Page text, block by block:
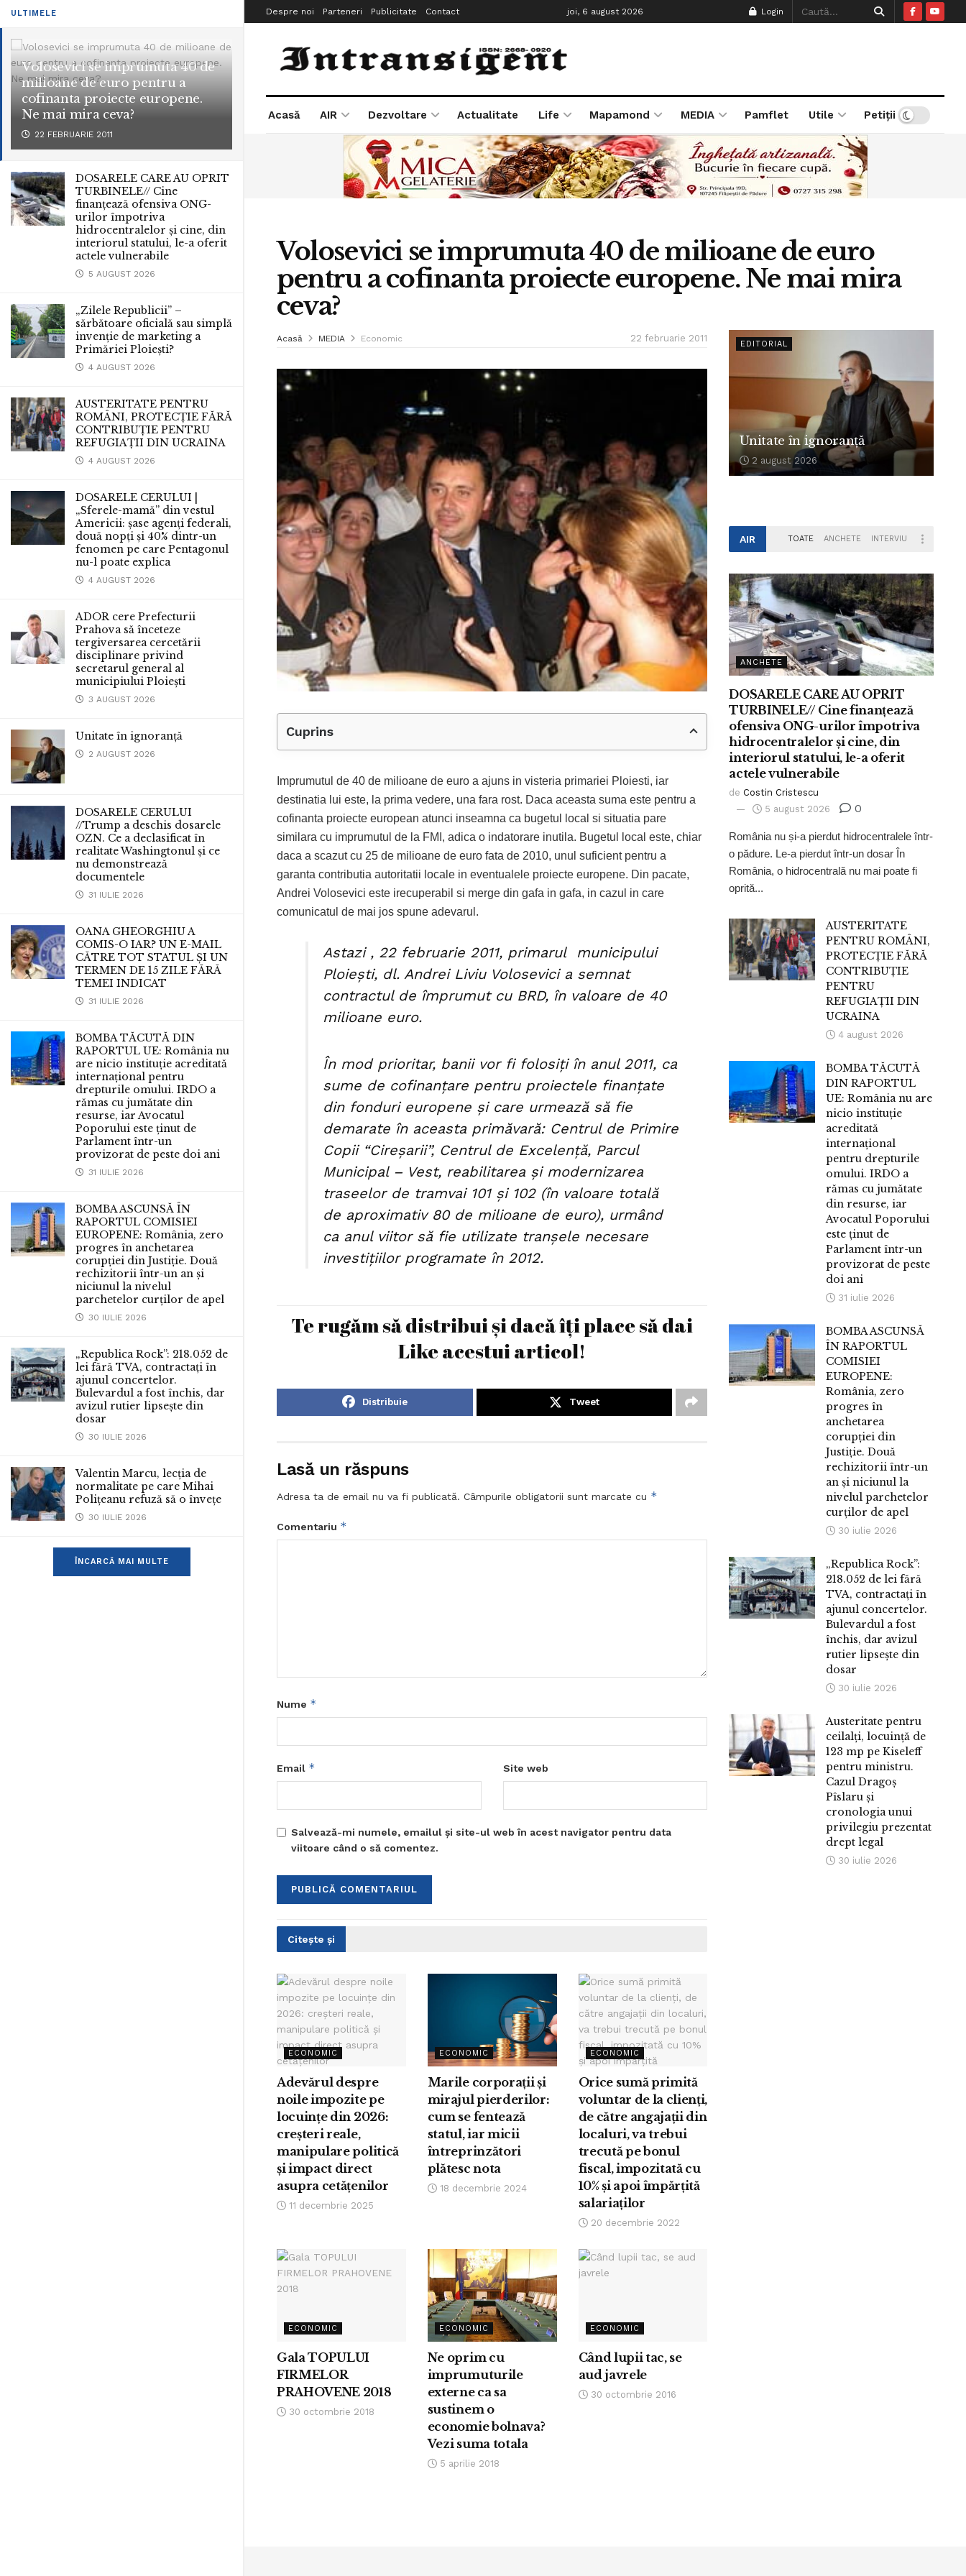
ULTIMELE
Volosevici se imprumuta 40 de
milioane de euro pentru a
cofinanta proiecte europene.
Ne mai mira ceva?
22 FEBRUARIE 2011
DOSARELE CARE AU OPRIT
TURBINELE// Cine
finanțează ofensiva ONG-
urilor împotriva
hidrocentralelor și cine, din
interiorul statului, le-a oferit
actele vulnerabile
5 AUGUST 2026
„Zilele Republicii” –
sărbătoare oficială sau simplă
invenție de marketing a
Primăriei Ploiești?
4 AUGUST 2026
AUSTERITATE PENTRU
ROMÂNI, PROTECȚIE FĂRĂ
CONTRIBUȚIE PENTRU
REFUGIAȚII DIN UCRAINA
4 AUGUST 2026
DOSARELE CERULUI |
„Sferele-mamă” din vestul
Americii: șase agenți federali,
două nopți și 40% dintr-un
fenomen pe care Pentagonul
nu-l poate explica
4 AUGUST 2026
ADOR cere Prefecturii
Prahova să înceteze
tergiversarea cercetării
disciplinare privind
secretarul general al
municipiului Ploiești
3 AUGUST 2026
Unitate în ignoranță
2 AUGUST 2026
DOSARELE CERULUI
//Trump a deschis dosarele
OZN. Ce a declasificat în
realitate Washingtonul și ce
nu demonstrează
documentele
31 IULIE 2026
OANA GHEORGHIU A
COMIS-O IAR? UN E-MAIL
CĂTRE TOT STATUL ȘI UN
TERMEN DE 15 ZILE FĂRĂ
TEMEI INDICAT
31 IULIE 2026
BOMBA TĂCUTĂ DIN
RAPORTUL UE: România nu
are nicio instituție acreditată
internațional pentru
drepturile omului. IRDO a
rămas cu jumătate din
resurse, iar Avocatul
Poporului este ținut de
Parlament într-un
provizorat de peste doi ani
31 IULIE 2026
BOMBA ASCUNSĂ ÎN
RAPORTUL COMISIEI
EUROPENE: România, zero
progres în anchetarea
corupției din Justiție. Două
rechizitorii într-un an și
niciunul la nivelul
parchetelor curților de apel
30 IULIE 2026
„Republica Rock”: 218.052 de
lei fără TVA, contractați în
ajunul concertelor.
Bulevardul a fost închis, dar
avizul rutier lipsește din
dosar
30 IULIE 2026
Valentin Marcu, lecția de
normalitate pe care Mihai
Polițeanu refuză să o învețe
30 IULIE 2026
ÎNCARCĂ MAI MULTE
Despre noi Parteneri Publicitate Contact joi, 6 august 2026 Login
Acasă AIR Dezvoltare Actualitate Life Mapamond MEDIA Pamflet Utile Petiții
Volosevici se imprumuta 40 de milioane de euro
pentru a cofinanta proiecte europene. Ne mai mira
ceva?
Acasă MEDIA Economic 22 februarie 2011
Cuprins
Imprumutul de 40 de milioane de euro a ajuns in visteria primariei Ploiesti, iar
destinatia lui este, la prima vedere, una fara rost. Daca aceasta suma este pentru a
cofinanta proiecte european atunci inseamna ca bugetul local si situatia pare
similara cu imprumutul de la FMI, adica o indatorare inutila. Bugetul local este, chiar
daca a scazut cu 25 de milioane de euro fata de 2010, unul suficient pentru a
garanta contributia autoritatii locale in eventualele proiecte europene. Din pacate,
Andrei Volosevici este irecuperabil si merge din gafa in gafa, in cazul in care
comunicatul de mai jos spune adevarul.
Astazi , 22 februarie 2011, primarul municipului
Ploieşti, dl. Andrei Liviu Volosevici a semnat
contractul de împrumut cu BRD, în valoare de 40
milioane euro.
În mod prioritar, banii vor fi folosiţi în anul 2011, ca
sume de cofinanţare pentru proiectele finanţate
din fonduri europene şi care urmează să fie
demarate în aceasta primăvară: Centrul de Primire
Copii “Cireşarii”, Centrul de Excelenţă, Parcul
Municipal – Vest, reabilitarea şi modernizarea
traseelor de tramvai 101 şi 102 (în valoare totală
de aproximativ 80 de milioane de euro), urmând
ca anul viitor să fie utilizate tranşele necesare
investiţiilor programate în 2012.
Te rugăm să distribui și dacă îți place să dai
Like acestui articol!
Distribuie Tweet
Lasă un răspuns
Adresa ta de email nu va fi publicată. Câmpurile obligatorii sunt marcate cu *
Comentariu *
Nume *
Email * Site web
Salvează-mi numele, emailul și site-ul web în acest navigator pentru data
viitoare când o să comentez.
Citește și
ECONOMIC
Adevărul despre
noile impozite pe
locuințe din 2026:
creșteri reale,
manipulare politică
și impact direct
asupra cetățenilor
11 decembrie 2025
ECONOMIC
Marile corporații și
mirajul pierderilor:
cum se fentează
statul, iar micii
întreprinzători
plătesc nota
18 decembrie 2024
ECONOMIC
Orice sumă primită
voluntar de la clienți,
de către angajații din
localuri, va trebui
trecută pe bonul
fiscal, impozitată cu
10% și apoi împărțită
salariaților
20 decembrie 2022
ECONOMIC
Gala TOPULUI
FIRMELOR
PRAHOVENE 2018
30 octombrie 2018
ECONOMIC
Ne oprim cu
imprumuturile
externe ca sa
sustinem o
economie bolnava?
Vezi suma totala
5 aprilie 2018
ECONOMIC
Când lupii tac, se
aud javrele
30 octombrie 2016
EDITORIAL
Unitate în ignoranță
2 august 2026
AIR TOATE ANCHETE INTERVIU
ANCHETE
DOSARELE CARE AU OPRIT
TURBINELE// Cine finanțează
ofensiva ONG-urilor împotriva
hidrocentralelor și cine, din
interiorul statului, le-a oferit
actele vulnerabile
de Costin Cristescu
5 august 2026
0
România nu și-a pierdut hidrocentralele într-
o pădure. Le-a pierdut într-un dosar În
România, o hidrocentrală nu mai poate fi
oprită...
AUSTERITATE
PENTRU ROMÂNI,
PROTECȚIE FĂRĂ
CONTRIBUȚIE
PENTRU
REFUGIAȚII DIN
UCRAINA
4 august 2026
BOMBA TĂCUTĂ
DIN RAPORTUL
UE: România nu are
nicio instituție
acreditată
internațional
pentru drepturile
omului. IRDO a
rămas cu jumătate
din resurse, iar
Avocatul Poporului
este ținut de
Parlament într-un
provizorat de peste
doi ani
31 iulie 2026
BOMBA ASCUNSĂ
ÎN RAPORTUL
COMISIEI
EUROPENE:
România, zero
progres în
anchetarea
corupției din
Justiție. Două
rechizitorii într-un
an și niciunul la
nivelul parchetelor
curților de apel
30 iulie 2026
„Republica Rock”:
218.052 de lei fără
TVA, contractați în
ajunul concertelor.
Bulevardul a fost
închis, dar avizul
rutier lipsește din
dosar
30 iulie 2026
Austeritate pentru
ceilalți, locuință de
123 mp pe Kiseleff
pentru ministru.
Cazul Dragoș
Pîslaru și
cronologia unui
privilegiu prezentat
drept legal
30 iulie 2026